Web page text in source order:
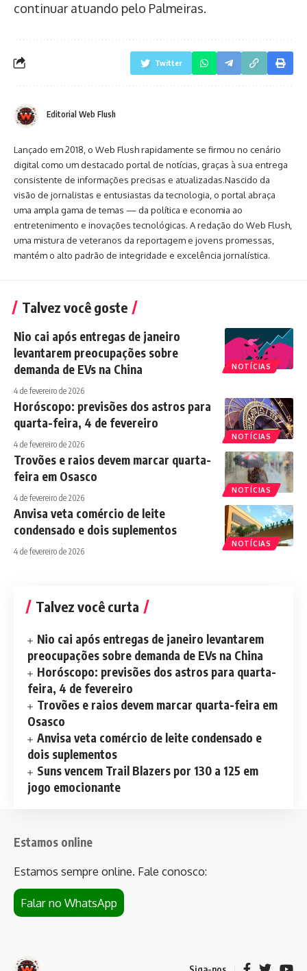
continuar atuando pelo Palmeiras.
Twitter
Editorial Web Flush
Lançado em 2018, o Web Flush rapidamente se firmou no cenário
digital como um destacado portal de notícias, graças à sua entrega
consistente de informações precisas e atualizadas.Nascido da
visão de jornalistas e entusiastas da tecnologia, o portal abraça
uma ampla gama de temas — da política e economia ao
entretenimento e inovações tecnológicas. A redação do Web Flush,
uma mistura de veteranos da reportagem e jovens promessas,
mantém o alto padrão de integridade e excelência jornalística.
Talvez você goste
NOTÍCIAS
Nio cai após entregas de janeiro
levantarem preocupações sobre
demanda de EVs na China
4 de fevereiro de 2026
NOTÍCIAS
Horóscopo: previsões dos astros para
quarta-feira, 4 de fevereiro
4 de fevereiro de 2026
NOTÍCIAS
Trovões e raios devem marcar quarta-
feira em Osasco
4 de fevereiro de 2026
NOTÍCIAS
Anvisa veta comércio de leite
condensado e dois suplementos
4 de fevereiro de 2026
Talvez você curta
Nio cai após entregas de janeiro levantarem
preocupações sobre demanda de EVs na China
Horóscopo: previsões dos astros para quarta-
feira, 4 de fevereiro
Trovões e raios devem marcar quarta-feira em
Osasco
Anvisa veta comércio de leite condensado e
dois suplementos
Suns vencem Trail Blazers por 130 a 125 em
jogo emocionante
Estamos online
Estamos sempre online. Fale conosco:
Falar no WhatsApp